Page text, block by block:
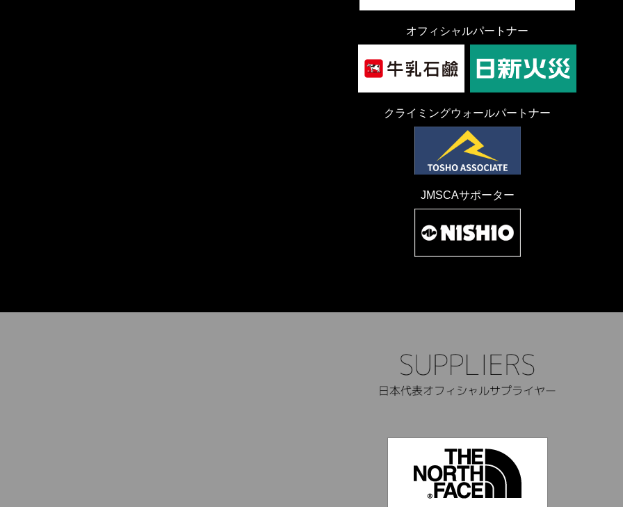
オフィシャルパートナー
クライミングウォールパートナー
JMSCAサポーター